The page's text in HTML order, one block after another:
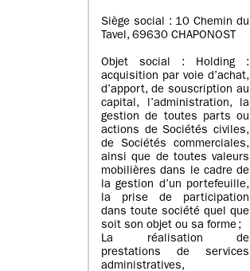
Siège social : 10 Chemin du
Tavel, 69630 CHAPONOST
Objet social : Holding :
acquisition par voie d’achat,
d’apport, de souscription au
capital, l’administration, la
gestion de toutes parts ou
actions de Sociétés civiles,
de Sociétés commerciales,
ainsi que de toutes valeurs
mobilières dans le cadre de
la gestion d’un portefeuille,
la prise de participation
dans toute société quel que
soit son objet ou sa forme ;
La réalisation de
prestations de services
administratives,